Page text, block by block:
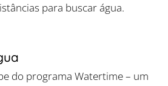
para buscar água.
do programa Watertime – um